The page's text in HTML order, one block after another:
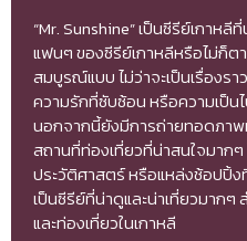
“Mr. Sunshine” เป็นซีรีย์เกาห
แฟนๆ ของซีรีย์เกาหลีหรือไม่ก็ต
สมบูรณ์แบบ ไม่ว่าจะเป็นเรื่องร
ความรักที่ซับซ้อน หรือความเป็น
นอกจากนี้ยังมีการถ่ายทอดภาพ
สถานที่ท่องเที่ยวที่น่าสนใจมาก
ประวัติศาสตร์ หรือแหล่งช้อปปิ้ง
เป็นซีรีย์ที่น่าดูและน่าเที่ยวมาก
และท่องเที่ยวในเกาหลี